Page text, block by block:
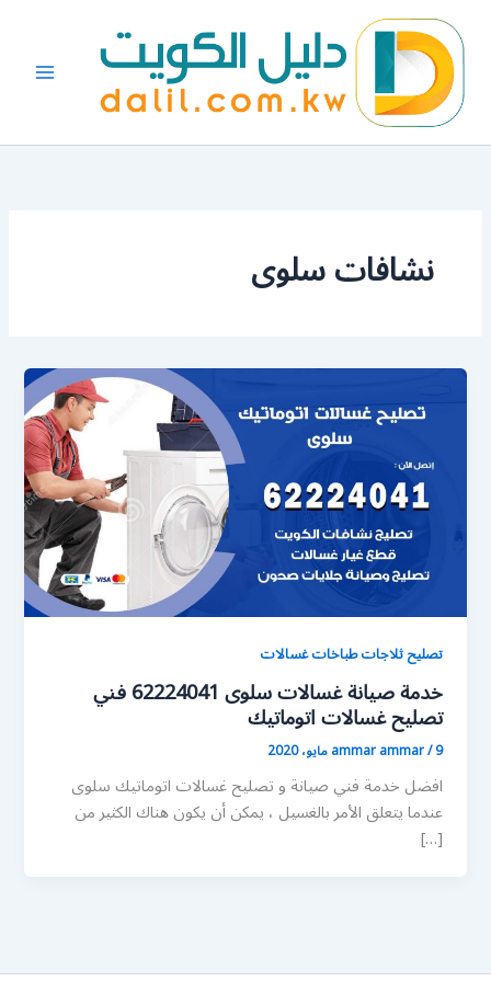
المحتوى
نشافات سلوى
تصليح ثلاجات طباخات غسالات
خدمة صيانة غسالات سلوى 62224041 فني
تصليح غسالات اتوماتيك
ammar ammar/9 مايو، 2020
افضل خدمة فني صيانة و تصليح غسالات اتوماتيك سلوى
عندما يتعلق الأمر بالغسيل ، يمكن أن يكون هناك الكثير من
[…]